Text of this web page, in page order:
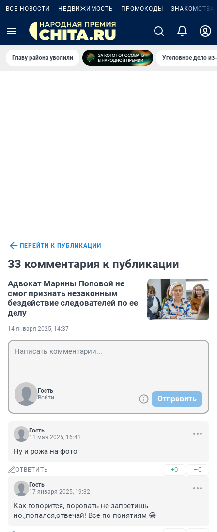
ВСЕ НОВОСТИ НЕДВИЖИМОСТЬ ПРОМОКОДЫ ЗНАКОМСТВА
Главу района уволили Уголовное дело
ПЕРЕЙТИ К ПУБЛИКАЦИИ
33 комментария к публикации
Адвокат Марины Поповой не
смог признать незаконным
бездействие следователей по ее
делу
14 января 2025, 14:37
Гость
Войти
Отправить
Гость
11 мая 2025, 16:41
Ну и рожа на фото
ОТВЕТИТЬ +0 –0
Гость
17 января 2025, 19:32
Как говорится, воровать не запретишь
но.,попался,отвечай! Все по понятиям 😁